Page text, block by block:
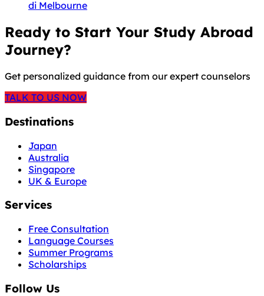
di Melbourne
Ready to Start Your Study Abroad
Journey?
Get personalized guidance from our expert counselors
TALK TO US NOW
Destinations
Japan
Australia
Singapore
UK & Europe
Services
Free Consultation
Language Courses
Summer Programs
Scholarships
Follow Us